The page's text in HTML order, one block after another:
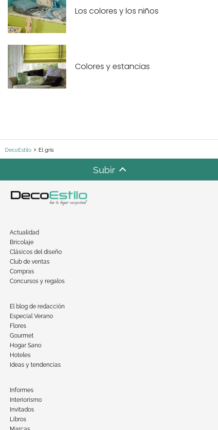
Los colores y los niños
Colores y estancias
DecoEstilo El gris
Subir
Actualidad
Bricolaje
Clásicos del diseño
Club de ventas
Compras
Concursos y regalos
El blog de redacción
Especial Verano
Flores
Gourmet
Hogar Sano
Hoteles
Ideas y tendencias
Informes
Interiorismo
Invitados
Libros